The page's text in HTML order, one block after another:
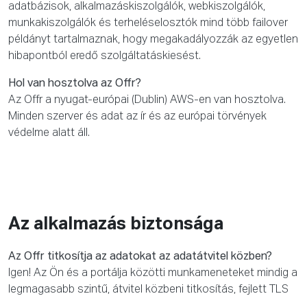
adatbázisok, alkalmazáskiszolgálók, webkiszolgálók,
munkakiszolgálók és terheléselosztók mind több failover
példányt tartalmaznak, hogy megakadályozzák az egyetlen
hibapontból eredő szolgáltatáskiesést.
Hol van hosztolva az Offr?
Az Offr a nyugat-európai (Dublin) AWS-en van hosztolva.
Minden szerver és adat az ír és az európai törvények
védelme alatt áll.
Az alkalmazás biztonsága
Az Offr titkosítja az adatokat az adatátvitel közben?
Igen! Az Ön és a portálja közötti munkameneteket mindig a
legmagasabb szintű, átvitel közbeni titkosítás, fejlett TLS